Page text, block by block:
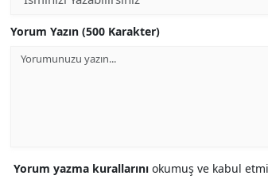
Yorum Yazın (500 Karakter)
Yorum yazma kurallarını okumuş ve kabul